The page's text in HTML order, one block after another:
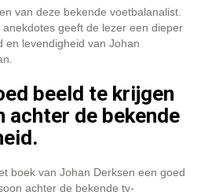
van deze bekende voetbalanalist.
geeft de lezer een dieper
en levendigheid van Johan
beeld te krijgen
achter de bekende
boek van Johan Derksen een goed
achter de bekende tv-